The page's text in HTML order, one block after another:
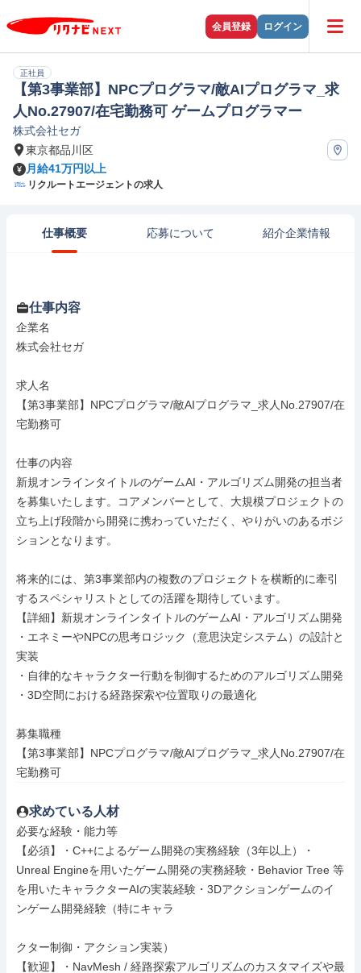
会員登録 ログイン
正社員
【第3事業部】NPCプログラマ/敵AIプログラマ_求
人No.27907/在宅勤務可 ゲームプログラマー
株式会社セガ
東京都品川区
月給41万円以上
リクルートエージェントの求人
仕事概要 応募について 紹介企業情報
仕事内容
企業名
株式会社セガ
求人名
【第3事業部】NPCプログラマ/敵AIプログラマ_求人No.27907/在
宅勤務可
仕事の内容
新規オンラインタイトルのゲームAI・アルゴリズム開発の担当者
を募集いたします。コアメンバーとして、大規模プロジェクトの
立ち上げ段階から開発に携わっていただく、やりがいのあるポジ
ションとなります。
将来的には、第3事業部内の複数のプロジェクトを横断的に牽引
するスペシャリストとしての活躍を期待しています。
【詳細】新規オンラインタイトルのゲームAI・アルゴリズム開発
・エネミーやNPCの思考ロジック（意思決定システム）の設計と
実装
・自律的なキャラクター行動を制御するためのアルゴリズム開発
・3D空間における経路探索や位置取りの最適化
募集職種
【第3事業部】NPCプログラマ/敵AIプログラマ_求人No.27907/在
宅勤務可
求めている人材
必要な経験・能力等
【必須】・C++によるゲーム開発の実務経験（3年以上）・
Unreal Engineを用いたゲーム開発の実務経験・Behavior Tree 等
を用いたキャラクターAIの実装経験・3Dアクションゲームのイ
ンゲーム開発経験（特にキャラ
クター制御・アクション実装）
【歓迎】・NavMesh / 経路探索アルゴリズムのカスタマイズや最